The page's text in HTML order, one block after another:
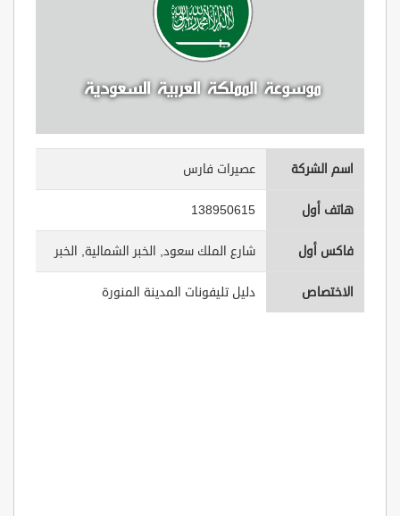
اسم الشركة عصيرات فارس
هاتف أول 138950615
فاكس أول شارع الملك سعود, الخبر الشمالية, الخبر
الاختصاص دليل تليفونات المدينة المنورة